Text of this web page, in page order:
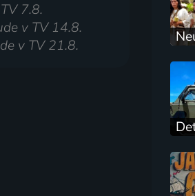
7.8.
v TV 14.8.
v TV 21.8.